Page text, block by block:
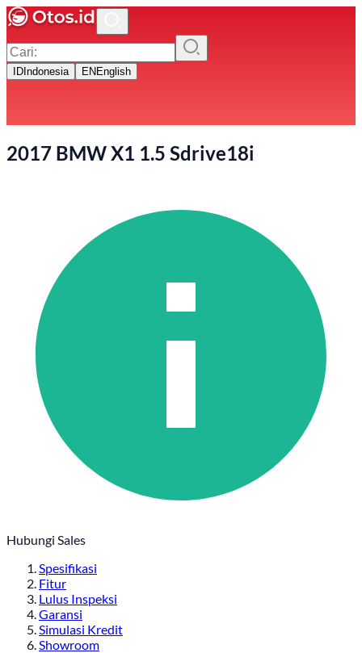
ID Indonesia EN English
2017 BMW X1 1.5 Sdrive18i
Hubungi Sales
Spesifikasi
Fitur
Lulus Inspeksi
Garansi
Simulasi Kredit
Showroom